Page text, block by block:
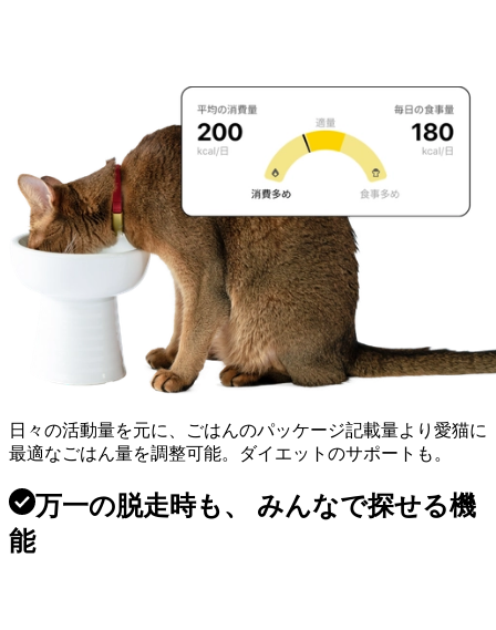
日々の活動量を元に、ごはんのパッケージ記載量より 愛猫に
最適なごはん量を調整可能。ダイエットのサポートも。
万一の脱走時も、 みんなで探せる機
能